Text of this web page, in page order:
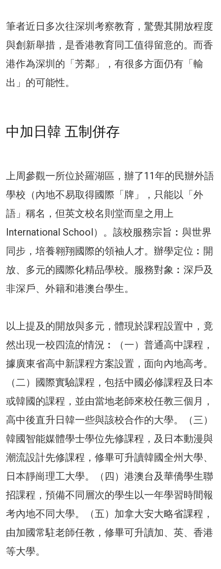
筆者近日多次往深圳考察教育，驚覺其開放程度
與創新舉措，是香港教育同工值得留意的。而香
港作為深圳的「芳鄰」，有很多方面仍有「輸
出」的可能性。
中加日韓 五制併存
上周參觀一所位於羅湖區，辦了11年的民辦外語
學校（內地不易取得國際「牌」，只能以「外
語」稱名，但英文校名則堂而皇之用上
International School）。該校服務宗旨︰與世界
同步，培養翱翔國際的領袖人才。辦學定位︰開
放、多元的國際化精品學校。服務對象︰深戶及
非深戶、外籍和港澳台學生。
以上提及的開放與多元，體現於課程設置中，竟
然出現一校四流的情況︰（一）普通高中課程，
據廣東省高中新課程方案設置，面向內地高考。
（二）國際實驗課程，包括中國必修課程及日本
或韓國的課程，並由當地老師來校任教三個月，
高中後直升日韓一些與該校合作的大學。（三）
韓國智能媒體學士學位先修課程，及日本動漫與
潮流設計先修課程，修畢可升讀韓國全州大學、
日本靜崗理工大學。（四）港澳台及華僑學生聯
招課程，預備不同層次的學生以一年學習時間報
考內地不同大學。（五）加拿大安大略省課程，
由加國常駐老師任教，修畢可升讀加、英、香港
等大學。